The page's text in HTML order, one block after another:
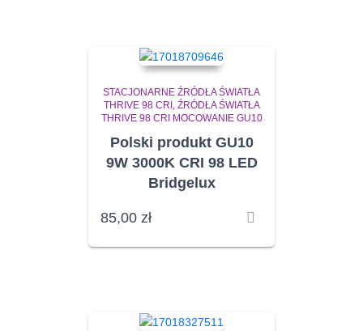
STACJONARNE ŹRÓDŁA ŚWIATŁA
THRIVE 98 CRI ŹRÓDŁA ŚWIATŁA
THRIVE 98 CRI MOCOWANIE GU10
Polski produkt GU10
9W 3000K CRI 98 LED
Bridgelux
85,00 zł